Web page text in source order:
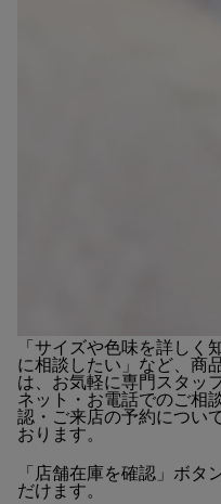
「サイズや色味を詳しく
に相談したい」など、商
は、お気軽に専門スタッ
ネット・お電話でのご相
認・ご来店の予約につい
おります。
「店舗在庫を確認」ボ
だけます。